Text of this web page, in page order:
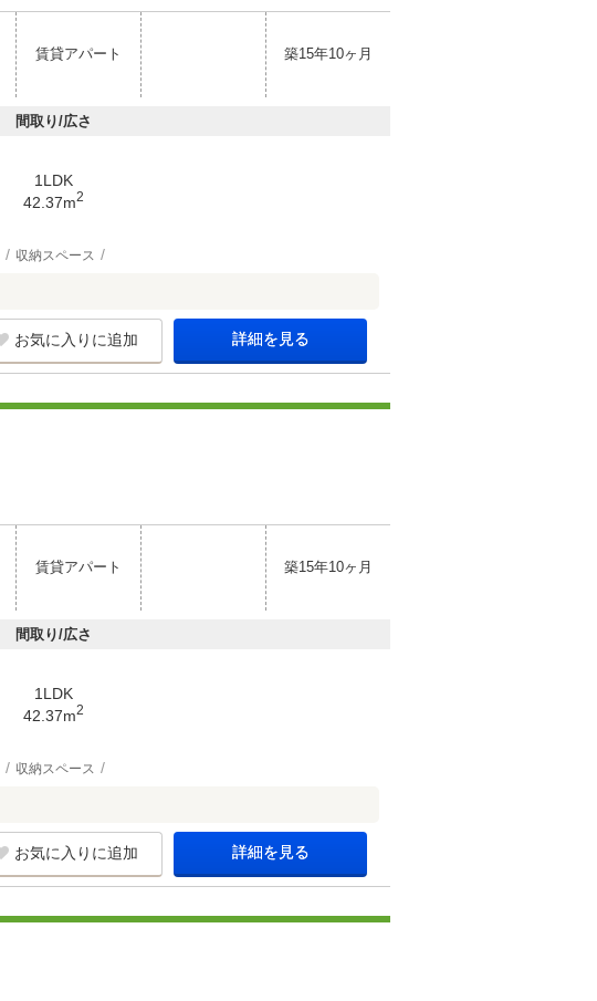
賃貸アパート 築15年10ヶ月
間取り/広さ
1LDK
42.37m2
収納スペース
お気に入りに追加 詳細を見る
賃貸アパート 築15年10ヶ月
間取り/広さ
1LDK
42.37m2
収納スペース
お気に入りに追加 詳細を見る